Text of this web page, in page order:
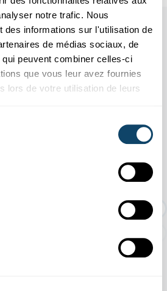
notre trafic. Nous
des informations sur l'utilisation de
de médias sociaux, de
peuvent combiner celles-ci
que vous leur avez fournies
lors de votre utilisation de leurs
events
: Une histoire d'or